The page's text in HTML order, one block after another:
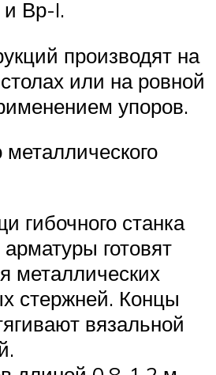
и Вр-I.
производят на
или на ровной
упоров.
гибочного станка
арматуры готовят
металлических
стержней. Концы
вязальной